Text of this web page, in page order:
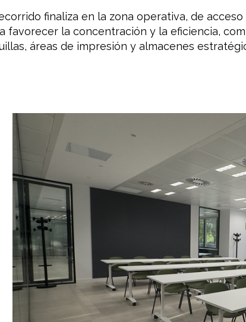
finaliza en la zona operativa, de
favorecer la concentración y la eficiencia,
áreas de impresión y almacenes